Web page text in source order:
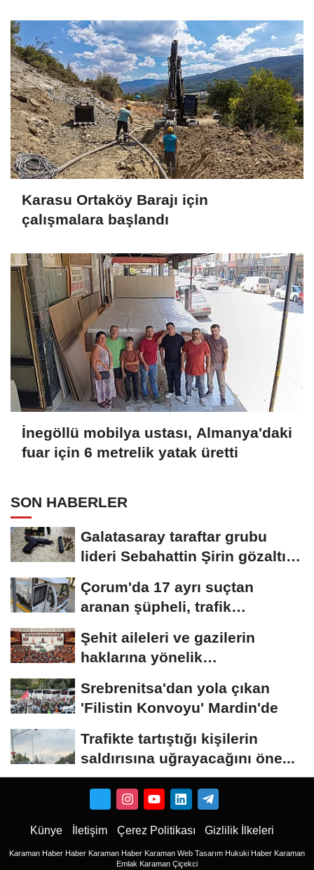
Karasu Ortaköy Barajı için
çalışmalara başlandı
İnegöllü mobilya ustası, Almanya'daki
fuar için 6 metrelik yatak üretti
SON HABERLER
Galatasaray taraftar grubu
lideri Sebahattin Şirin gözaltına
Çorum'da 17 ayrı suçtan
aranan şüpheli, trafik
Şehit aileleri ve gazilerin
haklarına yönelik
Srebrenitsa'dan yola çıkan
'Filistin Konvoyu' Mardin'de
Trafikte tartıştığı kişilerin
saldırısına uğrayacağını öne...
Künye İletişim Çerez Politikası Gizlilik İlkeleri
Karaman Haber Haber Karaman Haber Karaman Web Tasarım Hukuki Haber Karaman
Emlak Karaman Çiçekci